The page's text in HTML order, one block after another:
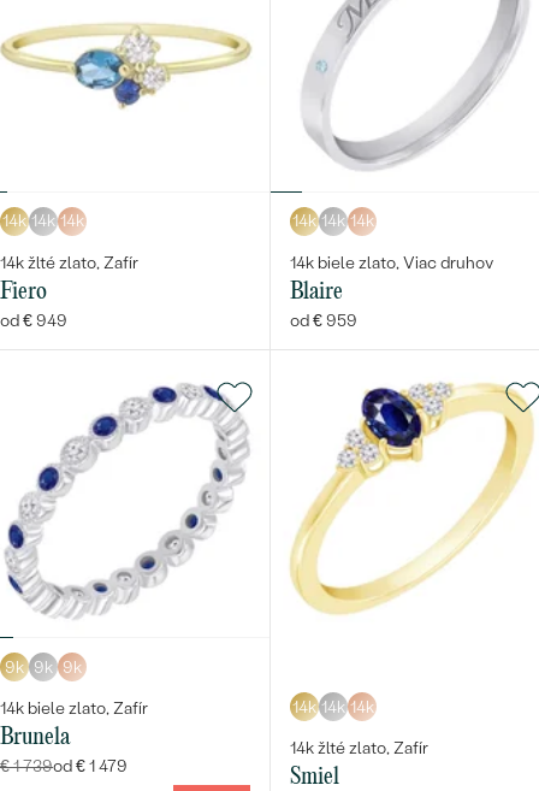
14k 14k 14k
14k žlté zlato, Zafír
Fiero
od € 949
14k 14k 14k
14k biele zlato, Viac druhov
Blaire
od € 959
9k 9k 9k
14k biele zlato, Zafír
Brunela
€ 1 739od € 1 479
14k 14k 14k
14k žlté zlato, Zafír
Smiel